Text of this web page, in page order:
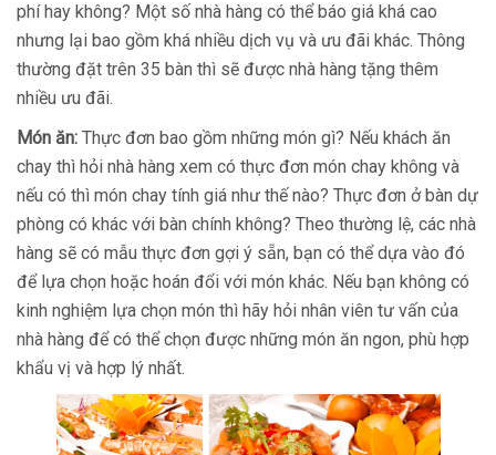
phí hay không? Một số nhà hàng có thể báo giá khá cao
nhưng lại bao gồm khá nhiều dịch vụ và ưu đãi khác. Thông
thường đặt trên 35 bàn thì sẽ được nhà hàng tặng thêm
nhiều ưu đãi.
Món ăn: Thực đơn bao gồm những món gì? Nếu khách ăn
chay thì hỏi nhà hàng xem có thực đơn món chay không và
nếu có thì món chay tính giá như thế nào? Thực đơn ở bàn dự
phòng có khác với bàn chính không? Theo thường lệ, các nhà
hàng sẽ có mẫu thực đơn gợi ý sẵn, bạn có thể dựa vào đó
để lựa chọn hoặc hoán đổi với món khác. Nếu bạn không có
kinh nghiệm lựa chọn món thì hãy hỏi nhân viên tư vấn của
nhà hàng để có thể chọn được những món ăn ngon, phù hợp
khẩu vị và hợp lý nhất.